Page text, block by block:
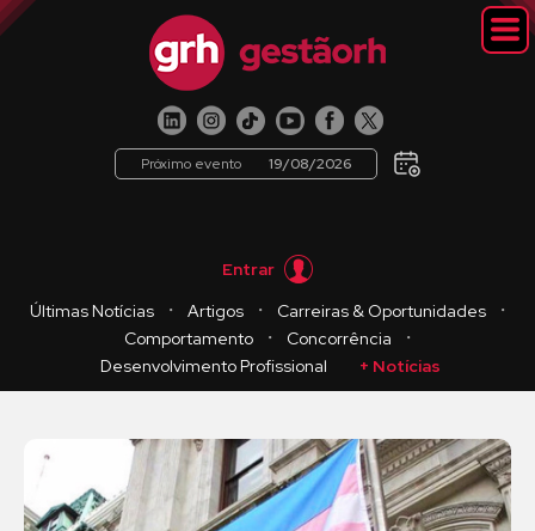
Próximo evento 19/08/2026
Entrar
Últimas Notícias
・ Artigos ・ Carreiras & Oportunidades
・
Comportamento
・ Concorrência
・
Desenvolvimento Profissional
+ Notícias